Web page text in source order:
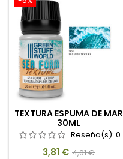
TEXTURA ESPUMA DE MAR
30ML
Reseña(s): 0
Precio
3,81 € Precio
4,01 €